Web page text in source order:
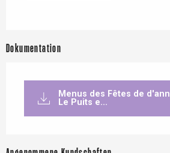
Dokumentation
Menus des Fêtes de
Le Puits e...